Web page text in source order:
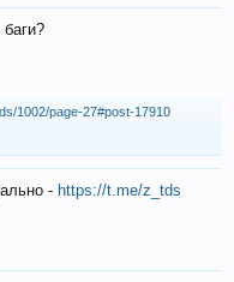
1002/page-27#post-17910
- https://t.me/z_tds